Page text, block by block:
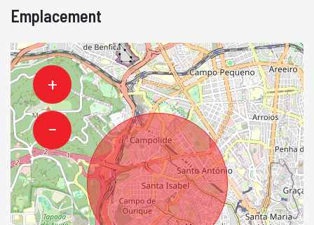
Emplacement
+
−